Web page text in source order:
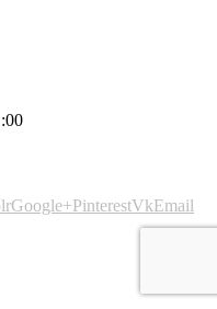
Google+PinterestVkEmail